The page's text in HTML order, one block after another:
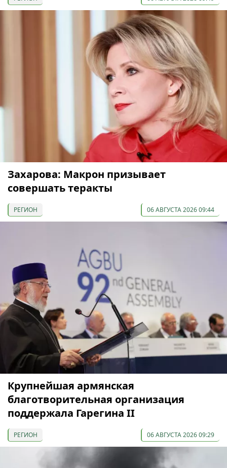
Захарова: Макрон призывает
совершать теракты
РЕГИОН 06 АВГУСТА 2026 09:44
Крупнейшая армянская
благотворительная организация
поддержала Гарегина II
РЕГИОН 06 АВГУСТА 2026 09:29